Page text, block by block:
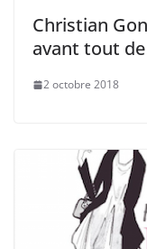
Christian
avant tout
2 octobre 2018